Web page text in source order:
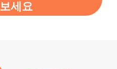
should
세요